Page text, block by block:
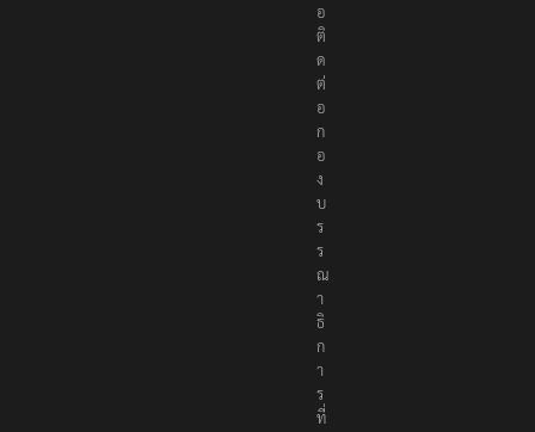
อ
ติ
ด
ต่
อ
ก
อ
ง
บ
ร
ร
ณ
า
ธิ
ก
า
ร
ที่